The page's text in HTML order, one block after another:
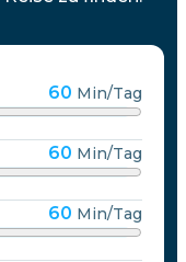
60 Min/Tag
60 Min/Tag
60 Min/Tag